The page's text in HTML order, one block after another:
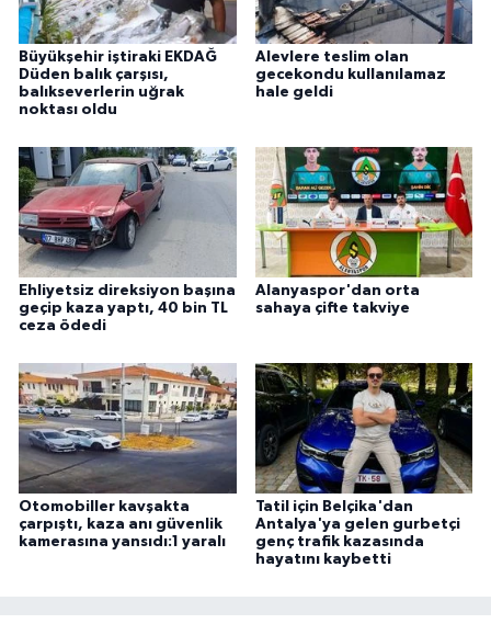
Büyükşehir iştiraki EKDAĞ
Düden balık çarşısı,
balıkseverlerin uğrak
noktası oldu
Alevlere teslim olan
gecekondu kullanılamaz
hale geldi
Ehliyetsiz direksiyon başına
geçip kaza yaptı, 40 bin TL
ceza ödedi
Alanyaspor'dan orta
sahaya çifte takviye
Otomobiller kavşakta
çarpıştı, kaza anı güvenlik
kamerasına yansıdı:1 yaralı
Tatil için Belçika'dan
Antalya'ya gelen gurbetçi
genç trafik kazasında
hayatını kaybetti